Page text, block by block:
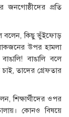
জনগোষ্ঠীদের প্রতি
বলেন, কিছু ভুঁইফোড়
উপর হামলা
বাঙালি বলে
চাই, তাদের গ্রেফতার
শিক্ষার্থীদের ওপর
কোনও বিষয়ে